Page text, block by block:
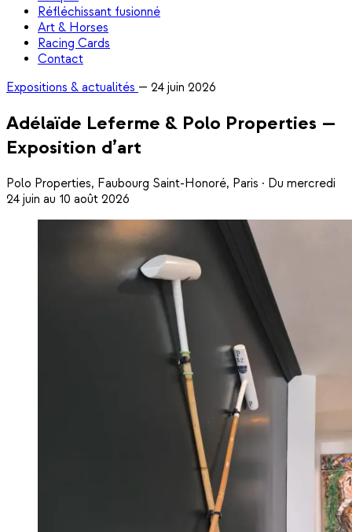
Réfléchissant fusionné
Art & Horses
Racing Cards
Contact
Expositions & actualités — 24 juin 2026
Adélaïde Leferme & Polo Properties —
Exposition d’art
Polo Properties, Faubourg Saint-Honoré, Paris · Du mercredi
24 juin au 10 août 2026